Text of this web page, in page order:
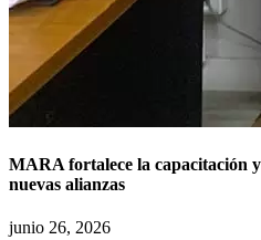
MARA fortalece la capacitación
nuevas alianzas
junio 26, 2026